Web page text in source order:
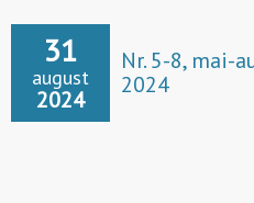
31
august
2024
Nr. 5-8, mai-
2024